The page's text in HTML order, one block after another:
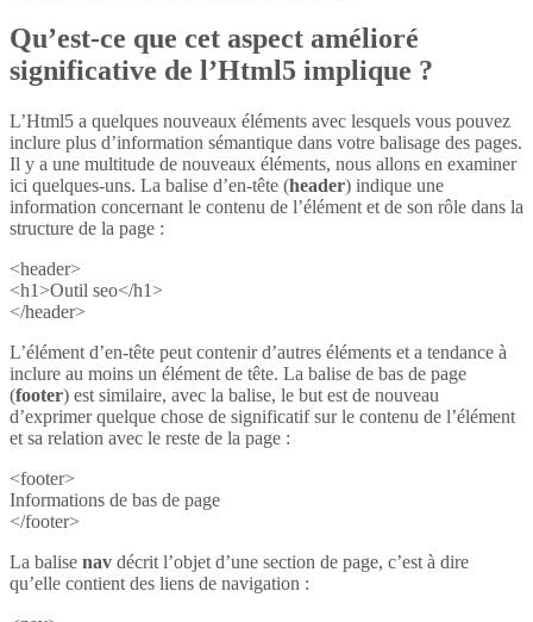
Qu’est-ce que cet aspect amélioré
significative de l’Html5 implique ?
L’Html5 a quelques nouveaux éléments avec lesquels vous pouvez
inclure plus d’information sémantique dans votre balisage des pages.
Il y a une multitude de nouveaux éléments, nous allons en examiner
ici quelques-uns. La balise d’en-tête (header) indique une
information concernant le contenu de l’élément et de son rôle dans la
structure de la page :
<header>
<h1>Outil seo</h1>
</header>
L’élément d’en-tête peut contenir d’autres éléments et a tendance à
inclure au moins un élément de tête. La balise de bas de page
(footer) est similaire, avec la balise, le but est de nouveau
d’exprimer quelque chose de significatif sur le contenu de l’élément
et sa relation avec le reste de la page :
<footer>
Informations de bas de page
</footer>
La balise nav décrit l’objet d’une section de page, c’est à dire
qu’elle contient des liens de navigation :